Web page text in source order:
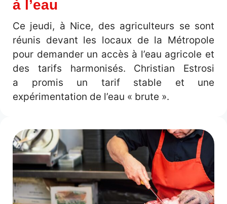
à l’eau
Ce jeudi, à Nice, des agriculteurs se sont
réunis devant les locaux de la Métropole
pour demander un accès à l’eau agricole et
des tarifs harmonisés. Christian Estrosi
a promis un tarif stable et une
expérimentation de l’eau « brute ».